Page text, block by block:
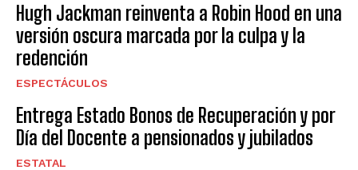
Hugh Jackman reinventa a Robin Hood en una
versión oscura marcada por la culpa y la
redención
ESPECTÁCULOS
Entrega Estado Bonos de Recuperación y por
Día del Docente a pensionados y jubilados
ESTATAL